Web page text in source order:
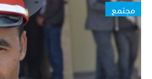
مجتمع